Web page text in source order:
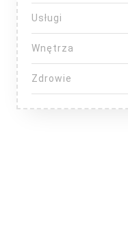
Usługi
Wnętrza
Zdrowie